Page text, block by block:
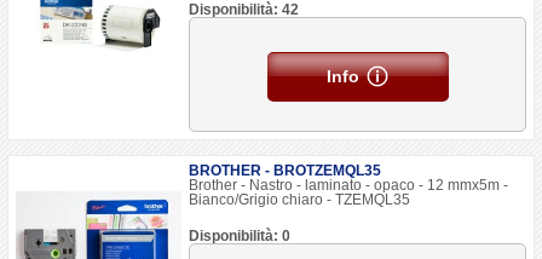
Disponibilità: 42
Info
BROTHER - BROTZEMQL35
Brother - Nastro - laminato - opaco - 12 mmx5m -
Bianco/Grigio chiaro - TZEMQL35
Disponibilità: 0